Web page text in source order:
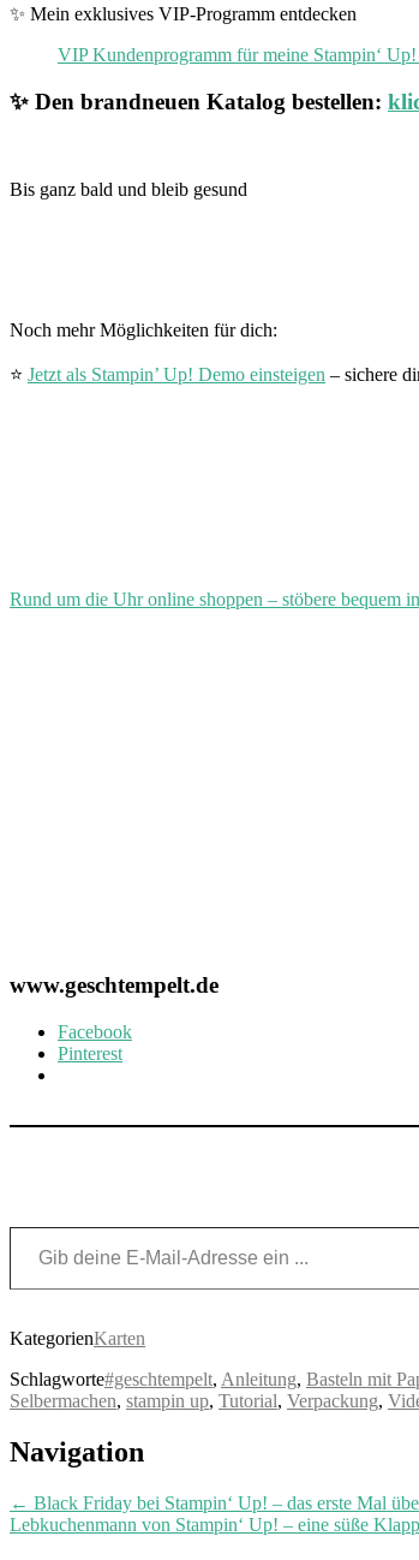
✨ Mein exklusives VIP-Programm entdecken
VIP Kundenprogramm für meine Stampin‘
✨ Den brandneuen Katalog bestellen:
Bis ganz bald und bleib gesund
Noch mehr Möglichkeiten für dich:
⭐ Jetzt als Stampin’ Up! Demo einsteigen – sichere
Rund um die Uhr online shoppen – stöbere bequem
www.geschtempelt.de
Facebook
Pinterest
Gib deine E-Mail-Adresse ein ...
KategorienKarten
Schlagworte#geschtempelt, Anleitung, Basteln mit
Selbermachen, stampin up, Tutorial, Verpackung,
Post
Navigation
← Black Friday bei Stampin‘ Up! – das erste Mal
Lebkuchenmann von Stampin‘ Up! – eine süße